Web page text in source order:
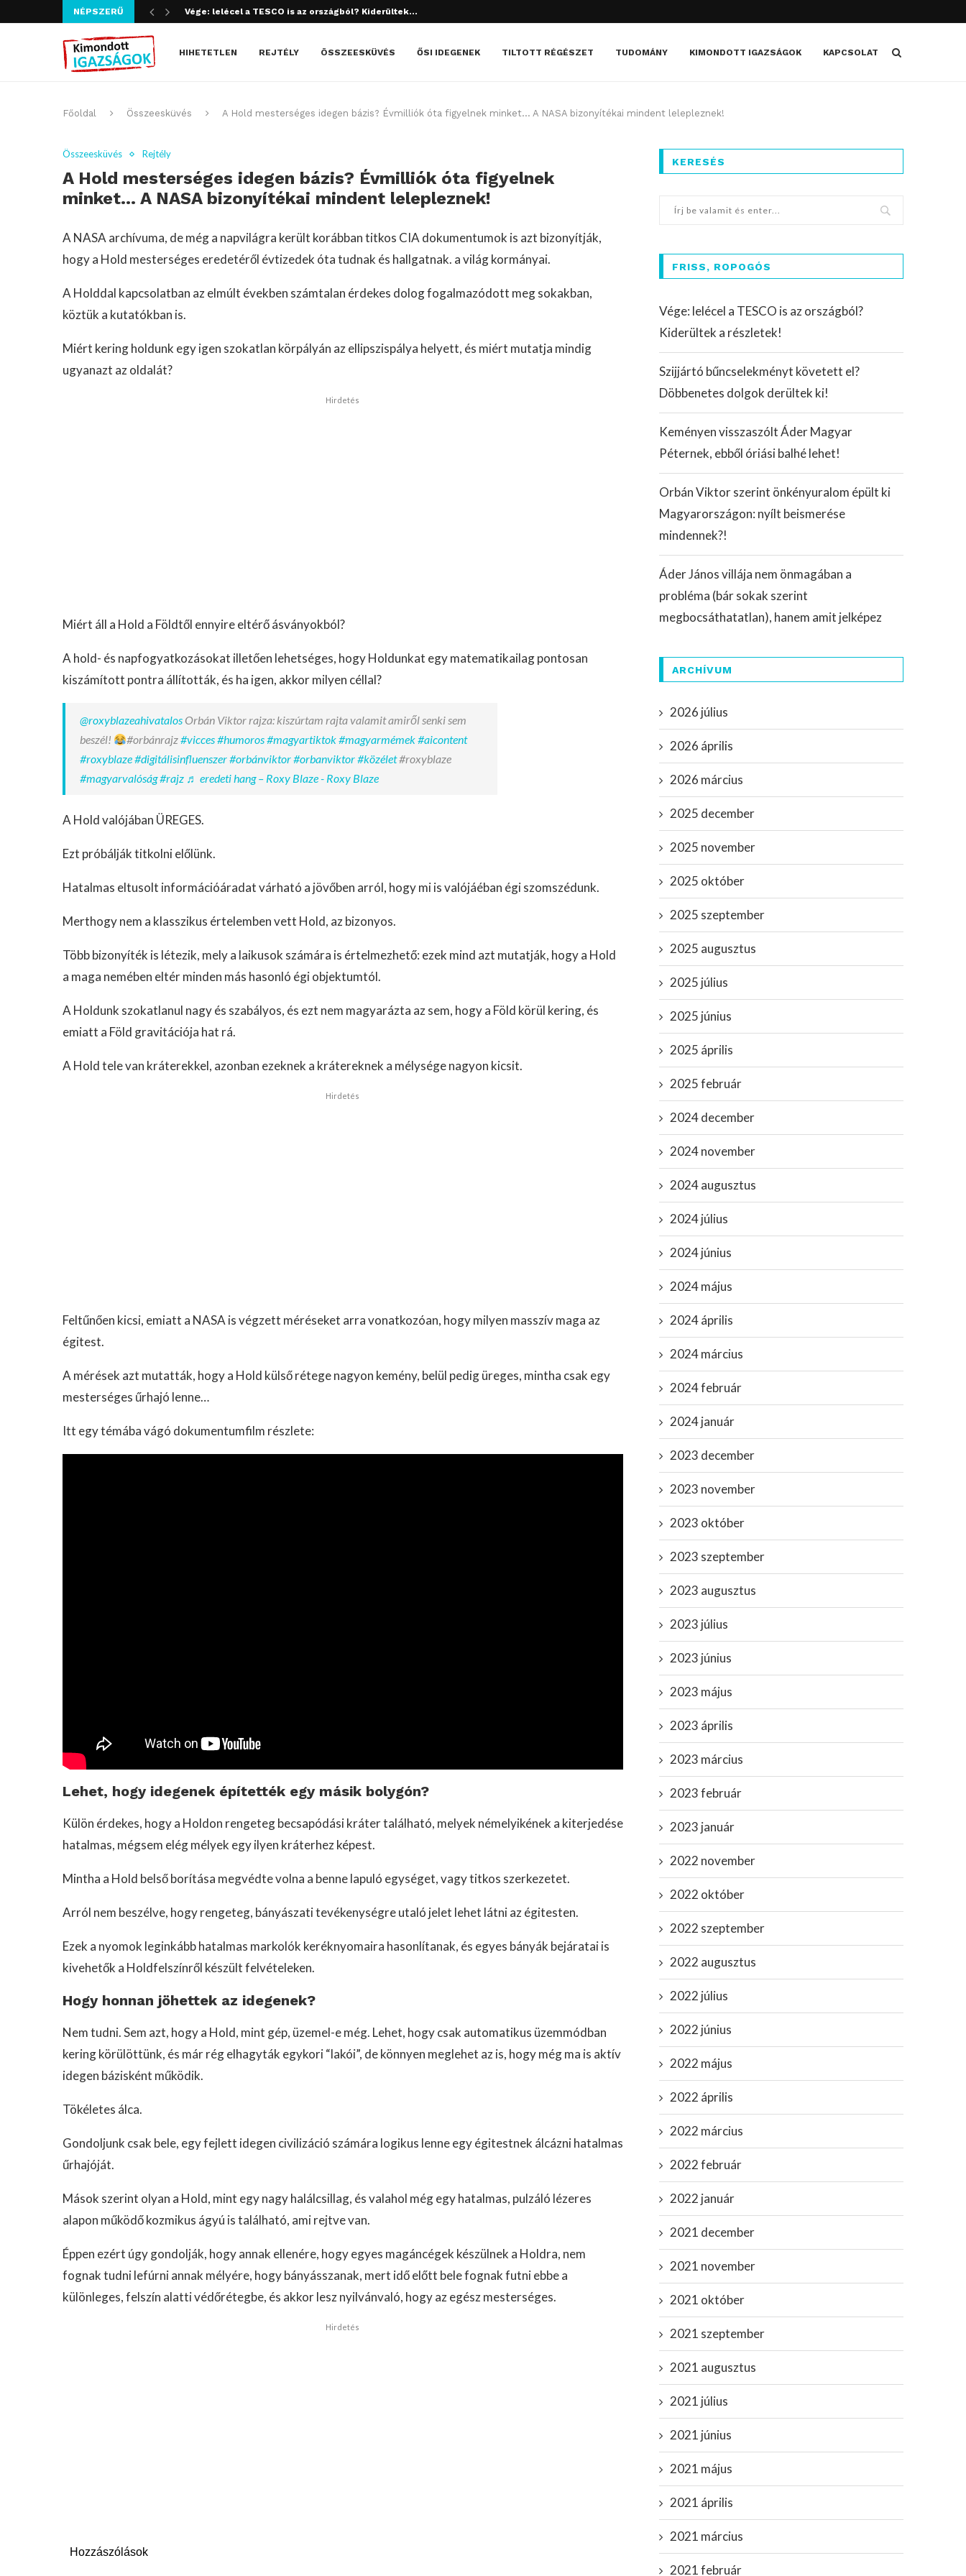
NÉPSZERŰ Szijjártó bűncselekményt követett el? Döbbenetes dolgok derültek ki!
HIHETETLEN REJTÉLY ÖSSZEESKÜVÉS ŐSI IDEGENEK TILTOTT RÉGÉSZET TUDOMÁNY KIMONDOTT IGAZSÁGOK KAPCSOLAT
Főoldal Összeesküvés A Hold mesterséges idegen bázis? Évmilliók óta figyelnek minket… A NASA bizonyítékai mindent lelepleznek!
Összeesküvés Rejtély
A Hold mesterséges idegen bázis? Évmilliók óta figyelnek
minket… A NASA bizonyítékai mindent lelepleznek!
A NASA archívuma, de még a napvilágra került korábban titkos CIA dokumentumok is azt bizonyítják,
hogy a Hold mesterséges eredetéről évtizedek óta tudnak és hallgatnak. a világ kormányai.
A Holddal kapcsolatban az elmúlt években számtalan érdekes dolog fogalmazódott meg sokakban,
köztük a kutatókban is.
Miért kering holdunk egy igen szokatlan körpályán az ellipszispálya helyett, és miért mutatja mindig
ugyanazt az oldalát?
Hirdetés
Miért áll a Hold a Földtől ennyire eltérő ásványokból?
A hold- és napfogyatkozásokat illetően lehetséges, hogy Holdunkat egy matematikailag pontosan
kiszámított pontra állították, és ha igen, akkor milyen céllal?
@roxyblazeahivatalos Orbán Viktor rajza: kiszúrtam rajta valamit amiről senki sem
beszél!
#orbánrajz#vicces#humoros#magyartiktok#magyarmémek#aicontent
#roxyblaze#digitálisinfluenszer#orbánviktor#orbanviktor#közélet#roxyblaze
#magyarvalóság#rajz ♬ eredeti hang – Roxy Blaze - Roxy Blaze
A Hold valójában ÜREGES.
Ezt próbálják titkolni előlünk.
Hatalmas eltusolt információáradat várható a jövőben arról, hogy mi is valójáéban égi szomszédunk.
Merthogy nem a klasszikus értelemben vett Hold, az bizonyos.
Több bizonyíték is létezik, mely a laikusok számára is értelmezhető: ezek mind azt mutatják, hogy a Hold
a maga nemében eltér minden más hasonló égi objektumtól.
A Holdunk szokatlanul nagy és szabályos, és ezt nem magyarázta az sem, hogy a Föld körül kering, és
emiatt a Föld gravitációja hat rá.
A Hold tele van kráterekkel, azonban ezeknek a krátereknek a mélysége nagyon kicsit.
Hirdetés
Feltűnően kicsi, emiatt a NASA is végzett méréseket arra vonatkozóan, hogy milyen masszív maga az
égitest.
A mérések azt mutatták, hogy a Hold külső rétege nagyon kemény, belül pedig üreges, mintha csak egy
mesterséges űrhajó lenne…
Itt egy témába vágó dokumentumfilm részlete:
Lehet, hogy idegenek építették egy másik bolygón?
Külön érdekes, hogy a Holdon rengeteg becsapódási kráter található, melyek némelyikének a kiterjedése
hatalmas, mégsem elég mélyek egy ilyen kráterhez képest.
Mintha a Hold belső borítása megvédte volna a benne lapuló egységet, vagy titkos szerkezetet.
Arról nem beszélve, hogy rengeteg, bányászati tevékenységre utaló jelet lehet látni az égitesten.
Ezek a nyomok leginkább hatalmas markolók keréknyomaira hasonlítanak, és egyes bányák bejáratai is
kivehetők a Holdfelszínről készült felvételeken.
Hogy honnan jöhettek az idegenek?
Nem tudni. Sem azt, hogy a Hold, mint gép, üzemel-e még. Lehet, hogy csak automatikus üzemmódban
kering körülöttünk, és már rég elhagyták egykori “lakói”, de könnyen meglehet az is, hogy még ma is aktív
idegen bázisként működik.
Tökéletes álca.
Gondoljunk csak bele, egy fejlett idegen civilizáció számára logikus lenne egy égitestnek álcázni hatalmas
űrhajóját.
Mások szerint olyan a Hold, mint egy nagy halálcsillag, és valahol még egy hatalmas, pulzáló lézeres
alapon működő kozmikus ágyú is található, ami rejtve van.
Éppen ezért úgy gondolják, hogy annak ellenére, hogy egyes magáncégek készülnek a Holdra, nem
fognak tudni lefúrni annak mélyére, hogy bányásszanak, mert idő előtt bele fognak futni ebbe a
különleges, felszín alatti védőrétegbe, és akkor lesz nyilvánvaló, hogy az egész mesterséges.
Hirdetés
Hozzászólások
KERESÉS
FRISS, ROPOGÓS
Vége: lelécel a TESCO is az országból?
Kiderültek a részletek!
Szijjártó bűncselekményt követett el?
Döbbenetes dolgok derültek ki!
Keményen visszaszólt Áder Magyar
Péternek, ebből óriási balhé lehet!
Orbán Viktor szerint önkényuralom épült ki
Magyarországon: nyílt beismerése
mindennek?!
Áder János villája nem önmagában a
probléma (bár sokak szerint
megbocsáthatatlan), hanem amit jelképez
ARCHÍVUM
2026 július
2026 április
2026 március
2025 december
2025 november
2025 október
2025 szeptember
2025 augusztus
2025 július
2025 június
2025 április
2025 február
2024 december
2024 november
2024 augusztus
2024 július
2024 június
2024 május
2024 április
2024 március
2024 február
2024 január
2023 december
2023 november
2023 október
2023 szeptember
2023 augusztus
2023 július
2023 június
2023 május
2023 április
2023 március
2023 február
2023 január
2022 november
2022 október
2022 szeptember
2022 augusztus
2022 július
2022 június
2022 május
2022 április
2022 március
2022 február
2022 január
2021 december
2021 november
2021 október
2021 szeptember
2021 augusztus
2021 július
2021 június
2021 május
2021 április
2021 március
2021 február